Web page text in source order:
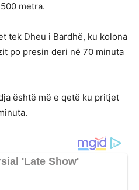
metra.
tek Dheu i Bardhë, ku kolona
po presin deri në 70 minuta
është më e qetë ku pritjet